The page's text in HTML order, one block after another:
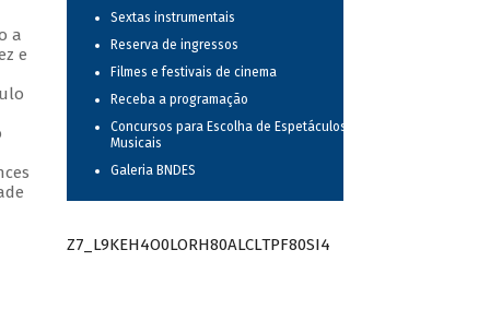
a
e
Sextas instrumentais
Reserva de ingressos
Filmes e festivais de cinema
Receba a programação
Concursos para Escolha de Espetáculos
Musicais
Galeria BNDES
Z7_L9KEH4O0LORH80ALCLTPF80SI4